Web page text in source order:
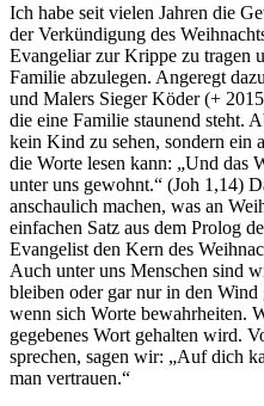
Ich habe seit vielen Jahren die
der Verkündigung des
Evangeliar zur Krippe zu tragen
Familie abzulegen. Angeregt
und Malers Sieger Köder (+
die eine Familie staunend steht.
kein Kind zu sehen, sondern ein
die Worte lesen kann: „Und das
unter uns gewohnt.“ (Joh 1,14)
anschaulich machen, was an
einfachen Satz aus dem Prolog
Evangelist den Kern des
Auch unter uns Menschen sind
bleiben oder gar nur in den
wenn sich Worte bewahrheiten.
gegebenes Wort gehalten wird.
sprechen, sagen wir: „Auf dich
man vertrauen.“